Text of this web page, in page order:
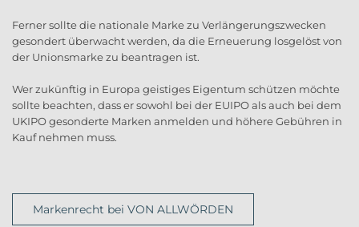
Ferner sollte die nationale Marke zu Verlängerungszwecken
gesondert überwacht werden, da die Erneuerung losgelöst von
der Unionsmarke zu beantragen ist.
Wer zukünftig in Europa geistiges Eigentum schützen möchte
sollte beachten, dass er sowohl bei der EUIPO als auch bei dem
UKIPO gesonderte Marken anmelden und höhere Gebühren in
Kauf nehmen muss.
Markenrecht bei VON ALLWÖRDEN